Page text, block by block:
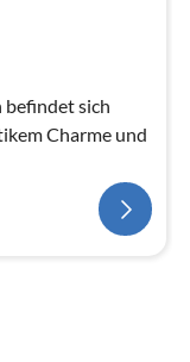
befindet sich
Charme und